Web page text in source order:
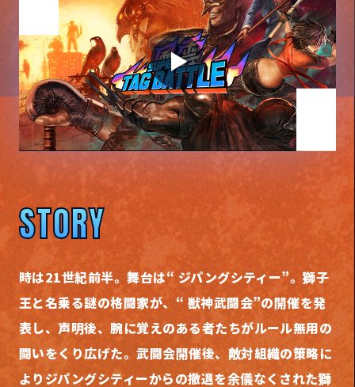
STORY
時は21世紀前半。舞台は“ ジパングシティー”。獅子
王と名乗る謎の格闘家が、“ 獣神武闘会”の開催を発
表し、声明後、腕に覚えのある者たちがルール無用の
闘いをくり広げた。武闘会開催後、 敵対組織の策略に
よりジパングシティーからの撤退を余儀なくされた獅